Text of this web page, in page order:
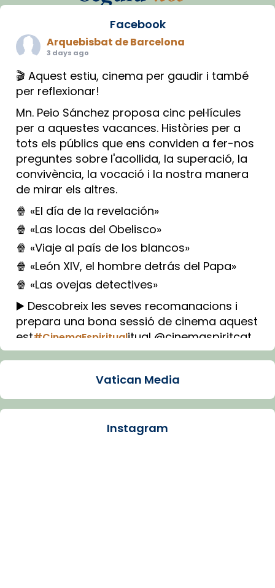
Facebook
Arquebisbat de Barcelona
3 days ago
🎬 Aquest estiu, cinema per gaudir i també
per reflexionar!
Mn. Peio Sánchez proposa cinc pel·lícules
per a aquestes vacances. Històries per a
tots els públics que ens conviden a fer-nos
preguntes sobre l'acollida, la superació, la
convivència, la vocació i la nostra manera
de mirar els altres.
🍿 «El día de la revelación»
🍿 «Las locas del Obelisco»
🍿 «Viaje al país de los blancos»
🍿 «León XIV, el hombre detrás del Papa»
🍿 «Las ovejas detectives»
▶️ Descobreix les seves recomanacions i
prepara una bona sessió de cinema aquest
est#CinemaEspiritualitual @cinemaspiritcat
Imatge: Generada amb IA (OpenAI)
Arquebisbat de Barcelona
Vatican Media
Instagram